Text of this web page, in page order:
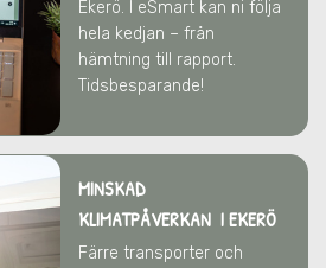
Ekerö. I eSmart kan ni följa
hela kedjan – från
hämtning till rapport.
Tidsbesparande!
MINSKAD
KLIMATPÅVERKAN I EKERÖ
Färre transporter och